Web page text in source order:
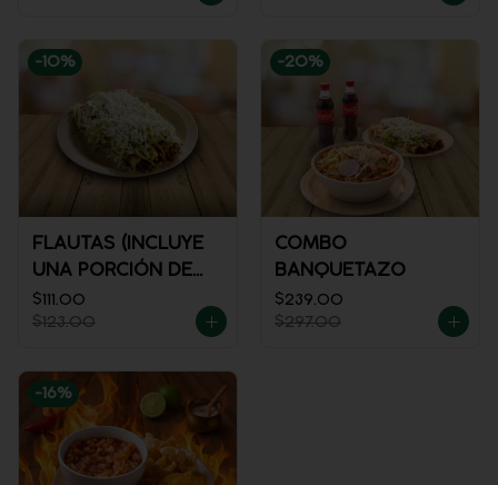
-10%
FLAUTAS (INCLUYE
UNA PORCIÓN DE
SALSA)
$111.00
$123.00
-20%
COMBO
BANQUETAZO
$239.00
$297.00
-16%